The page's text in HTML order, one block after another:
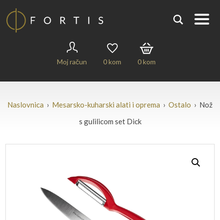
Moj račun 0kom 0kom
Naslovnica › Mesarsko-kuharski alati i oprema › Ostalo › Nož
s gulilicom set Dick